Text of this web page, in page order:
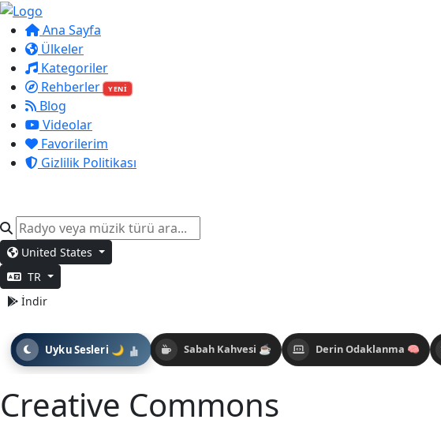
Ana Sayfa
Ülkeler
Kategoriler
Rehberler
YENİ
Blog
Videolar
Favorilerim
Gizlilik Politikası
United States
TR
İndir
Sabah Kahvesi ☕ Derin Odaklanma 🧠
Uyku Sesleri 🌙
Creative Commons